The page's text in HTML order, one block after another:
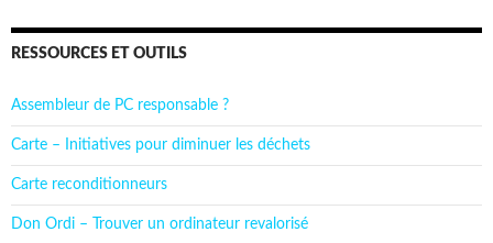
RESSOURCES ET OUTILS
Assembleur de PC responsable ?
Carte – Initiatives pour diminuer les déchets
Carte reconditionneurs
Don Ordi – Trouver un ordinateur revalorisé